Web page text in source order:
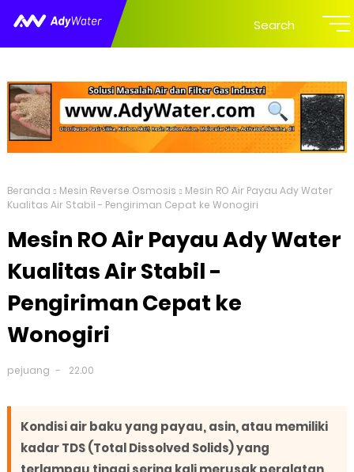
Search
Beranda Mesin Reverse Osmosis
Mesin RO Air Payau Ady Water
Kualitas Air Stabil - Pengiriman Cepat ke Wonogiri
Mesin RO Air Payau Ady Water
Kualitas Air Stabil -
Pengiriman Cepat ke
Wonogiri
pejuang 22.00
Kondisi air baku yang payau, asin, atau memiliki
kadar TDS (Total Dissolved Solids) yang